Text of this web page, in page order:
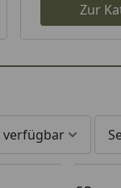
Zur
verfügbar